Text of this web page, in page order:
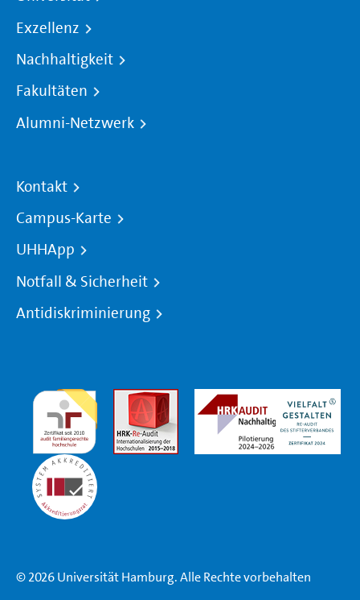
Exzellenz
Nachhaltigkeit
Fakultäten
Alumni-Netzwerk
Kontakt
Campus-Karte
UHHApp
Notfall & Sicherheit
Antidiskriminierung
© 2026 Universität Hamburg. Alle Rechte vorbehalten